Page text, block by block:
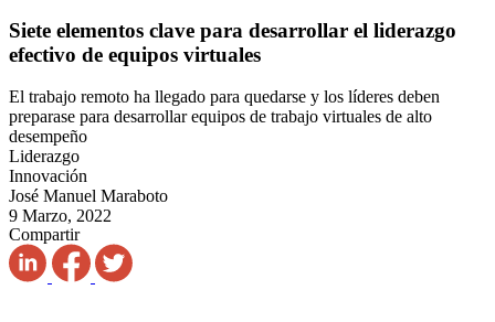
Siete elementos clave para desarrollar el liderazgo
efectivo de equipos virtuales
El trabajo remoto ha llegado para quedarse y los líderes deben
preparase para desarrollar equipos de trabajo virtuales de alto
desempeño
Liderazgo
Innovación
José Manuel Maraboto
9 Marzo, 2022
Compartir